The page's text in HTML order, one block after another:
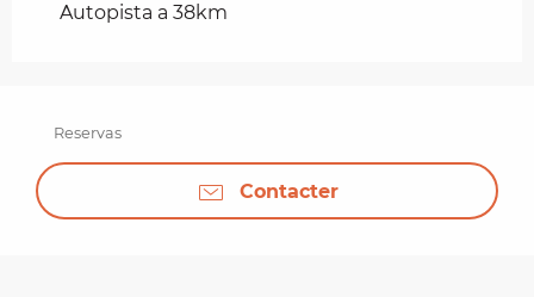
Autopista a 38km
Reservas
Contacter